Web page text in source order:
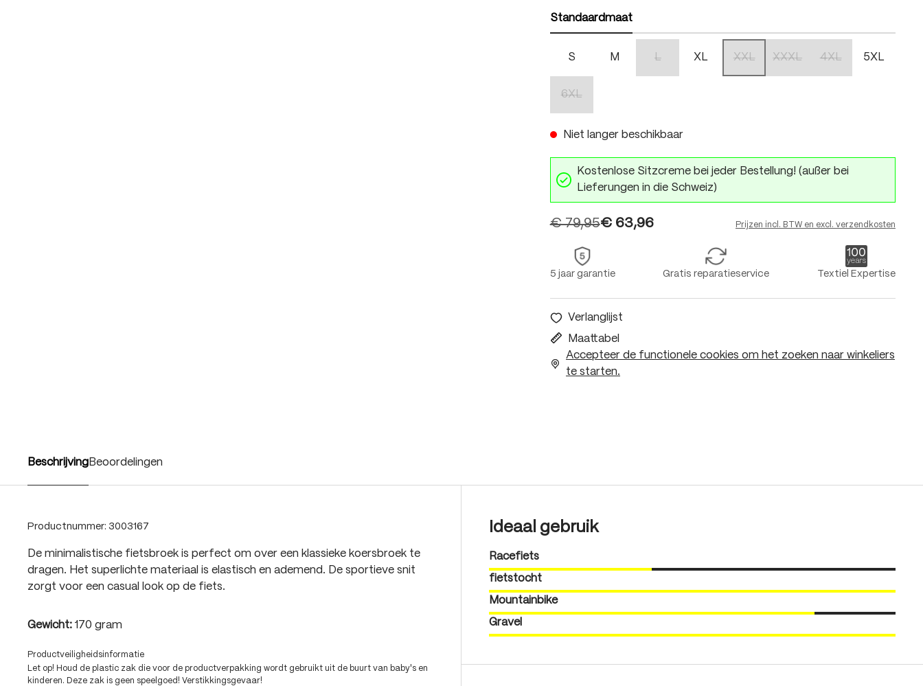
Standaardmaat
S M L XL XXL XXXL 4XL 5XL
6XL
Niet langer beschikbaar
Kostenlose Sitzcreme bei jeder Bestellung! (außer bei
Lieferungen in die Schweiz)
€ 63,96
€ 79,95 Prijzen incl. BTW en excl. verzendkosten
5 jaar garantie Gratis reparatieservice Textiel Expertise
Verlanglijst
Maattabel
Accepteer de functionele cookies om het zoeken naar winkeliers
te starten.
Beschrijving Beoordelingen
Productnummer: 3003167
De minimalistische fietsbroek is perfect om over een klassieke koersbroek te
dragen. Het superlichte materiaal is elastisch en ademend. De sportieve snit
zorgt voor een casual look op de fiets.
Gewicht: 170 gram
Productveiligheidsinformatie
Let op! Houd de plastic zak die voor de productverpakking wordt gebruikt uit de buurt van baby's en
kinderen. Deze zak is geen speelgoed! Verstikkingsgevaar!
Ideaal gebruik
Racefiets
fietstocht
Mountainbike
Gravel